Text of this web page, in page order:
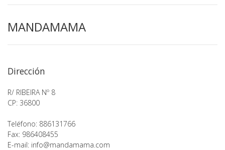
MANDAMAMA
Dirección
R/ RIBEIRA Nº 8
CP: 36800
Teléfono: 886131766
Fax: 986408455
E-mail: info@mandamama.com